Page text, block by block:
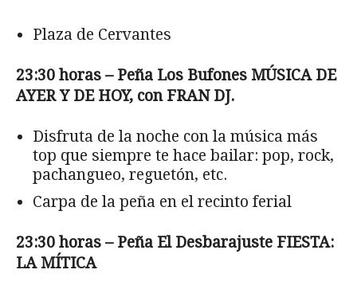
Plaza de Cervantes
23:30 horas – Peña Los Bufones MÚSICA DE
AYER Y DE HOY, con FRAN DJ.
Disfruta de la noche con la música más
top que siempre te hace bailar: pop, rock,
pachangueo, reguetón, etc.
Carpa de la peña en el recinto ferial
23:30 horas – Peña El Desbarajuste FIESTA:
LA MÍTICA